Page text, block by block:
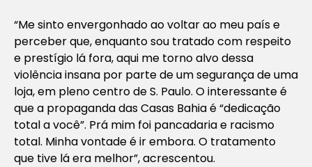
“Me sinto envergonhado ao voltar ao meu país e
perceber que, enquanto sou tratado com respeito
e prestígio lá fora, aqui me torno alvo dessa
violência insana por parte de um segurança de uma
loja, em pleno centro de S. Paulo. O interessante é
que a propaganda das Casas Bahia é “dedicação
total a você”. Prá mim foi pancadaria e racismo
total. Minha vontade é ir embora. O tratamento
que tive lá era melhor”, acrescentou.